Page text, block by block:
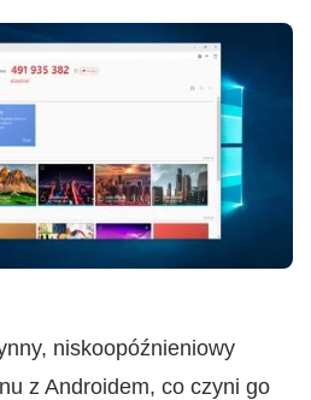
niskoopóźnieniowy
z Androidem, co czyni go